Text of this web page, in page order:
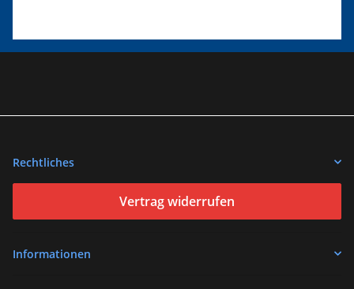
Rechtliches
Vertrag widerrufen
Informationen